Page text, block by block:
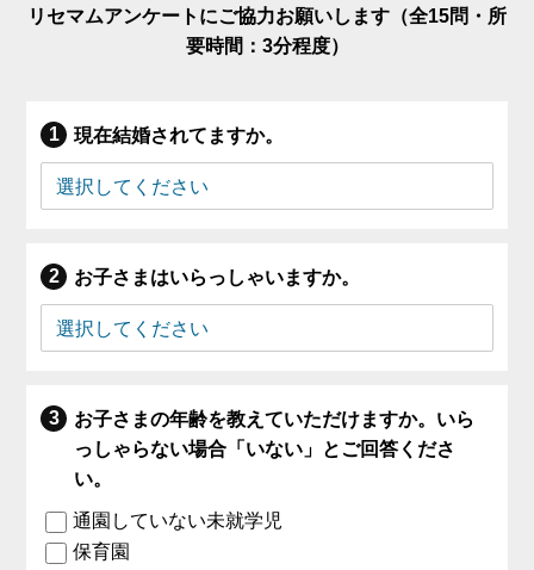
リセマムアンケートにご協力お願いします（全15問・所
要時間：3分程度）
現在結婚されてますか。
お子さまはいらっしゃいますか。
お子さまの年齢を教えていただけますか。いら
っしゃらない場合「いない」とご回答くださ
い。
通園していない未就学児
保育園